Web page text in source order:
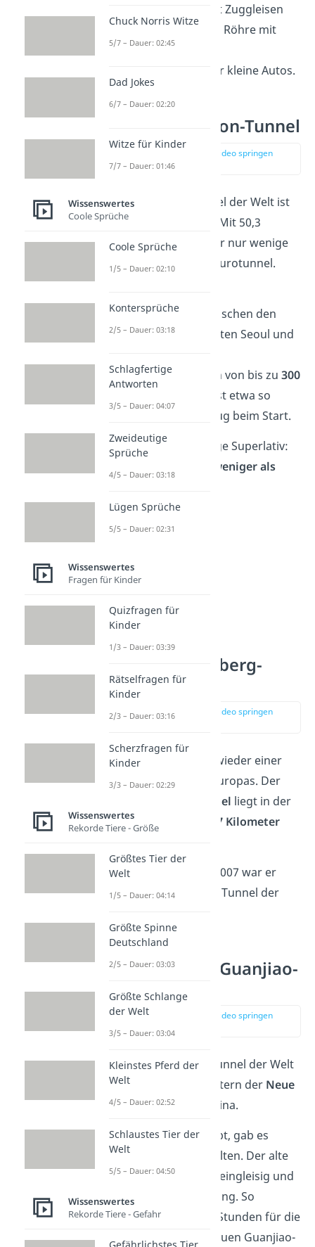
Neben den Röhren mit Zuggleisen
gibt es auch noch eine Röhre mit
einer zweispurigen
Versorgungsstraße für kleine Autos.
Platz 4: Yulhyeon-Tunnel
zur Stelle im Video springen
(02:23)
Der viertlängste Tunnel der Welt ist
derYulhyeon-Tunnel
. Mit 50,3
Kilometern Länge ist er nur wenige
Meter kürzer als der Eurotunnel.
Schnellfahrstrecke zwischen den
südkoreanischen Städten Seoul und
Zuggeschwindigkeiten von bis zu300
ausgelegt. Das ist etwa so
schnell wie ein Flugzeug beim Start.
Das ist nicht der einzige Superlativ:
weniger als
Platz 5: Lötschberg-
Basistunnel
zur Stelle im Video springen
(02:05)
Auf Platz 5 schafft es wieder einer
der längsten Tunnel Europas. Der
Lötschberg-Basistunnel liegt in der
Schweiz und führt
32,7 Kilometer
Bei seiner Eröffnung 2007 war er
sogar der drittlängste Tunnel der
Platz 6: Neuer Guanjiao-
Tunnel
zur Stelle im Video springen
Platz 6 der längsten Tunnel der Welt
belegt mit 32,6 Kilometern der Neue
Guanjiao-Tunnel
in China.
Wo es einen Neuen gibt, gab es
natürlich auch einen Alten. Der alte
Tunnel war allerdings eingleisig und
hatte eine hohe Steigung. So
brauchten die Züge 4 Stunden für die
Strecke. Durch den Neuen Guanjiao-
Chuck Norris Witze
5/7 – Dauer: 02:45
Dad Jokes
6/7 – Dauer: 02:20
Witze für Kinder
7/7 – Dauer: 01:46
Wissenswertes
Coole Sprüche
Coole Sprüche
1/5 – Dauer: 02:10
Kontersprüche
2/5 – Dauer: 03:18
Schlagfertige
Antworten
3/5 – Dauer: 04:07
Zweideutige
Sprüche
4/5 – Dauer: 03:18
Lügen Sprüche
5/5 – Dauer: 02:31
Wissenswertes
Fragen für Kinder
Quizfragen für
Kinder
1/3 – Dauer: 03:39
Rätselfragen für
Kinder
2/3 – Dauer: 03:16
Scherzfragen für
Kinder
3/3 – Dauer: 02:29
Wissenswertes
Rekorde Tiere - Größe
Größtes Tier der
Welt
1/5 – Dauer: 04:14
Größte Spinne
Deutschland
2/5 – Dauer: 03:03
Größte Schlange
der Welt
3/5 – Dauer: 03:04
Kleinstes Pferd der
Welt
4/5 – Dauer: 02:52
Schlaustes Tier der
Welt
5/5 – Dauer: 04:50
Wissenswertes
Rekorde Tiere - Gefahr
Gefährlichstes Tier